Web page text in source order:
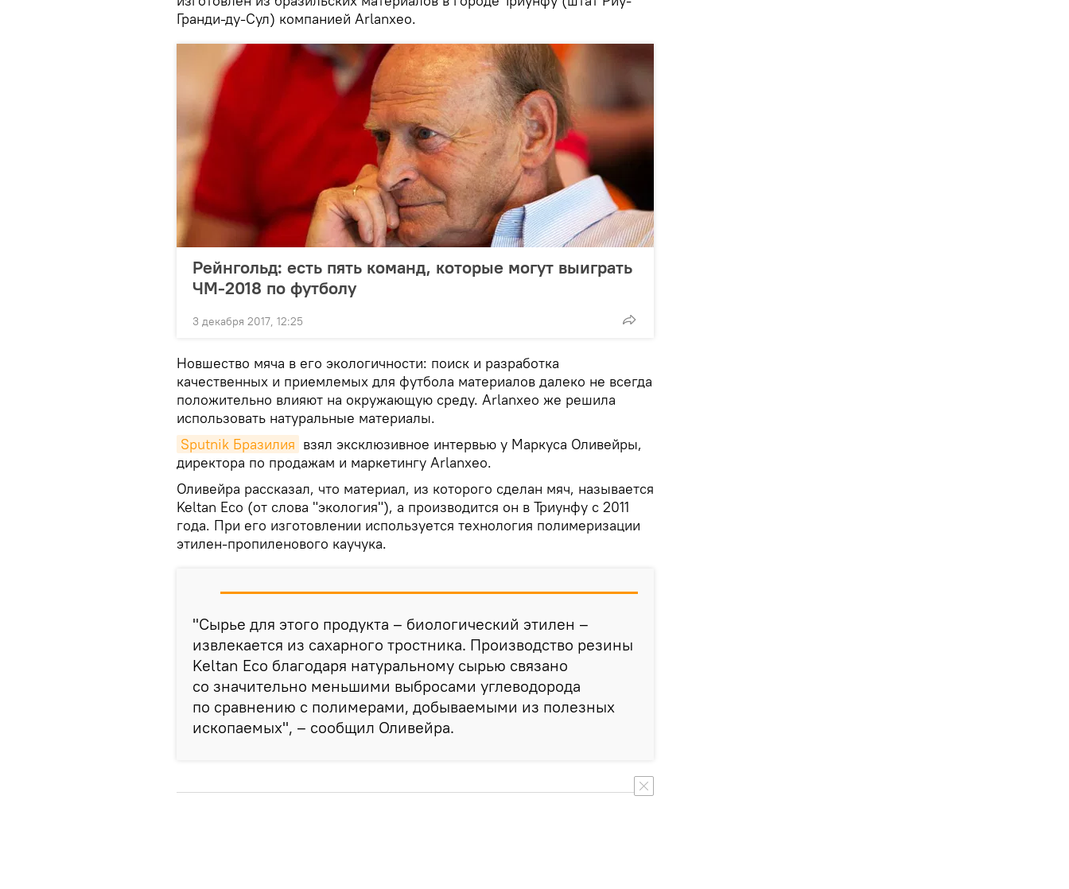
Гранди-ду-Сул) компанией Arlanxeo.
Рейнгольд: есть пять команд, которые могут выиграть
ЧМ-2018 по футболу
3 декабря 2017, 12:25
Новшество мяча в его экологичности: поиск и разработка
качественных и приемлемых для футбола материалов далеко не всегда
положительно влияют на окружающую среду. Arlanxeo же решила
использовать натуральные материалы.
Sputnik Бразилия взял эксклюзивное интервью у Маркуса Оливейры,
директора по продажам и маркетингу Arlanxeo.
Оливейра рассказал, что материал, из которого сделан мяч, называется
Keltan Eco (от слова "экология"), а производится он в Триунфу с 2011
года. При его изготовлении используется технология полимеризации
этилен-пропиленового каучука.
"Сырье для этого продукта – биологический этилен –
извлекается из сахарного тростника. Производство резины
Keltan Eco благодаря натуральному сырью связано
со значительно меньшими выбросами углеводорода
по сравнению с полимерами, добываемыми из полезных
ископаемых", – сообщил Оливейра.